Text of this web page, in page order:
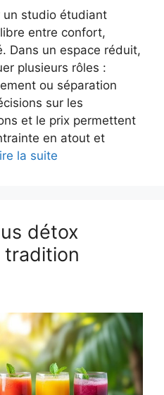
un studio étudiant
entre confort,
Dans un espace réduit,
plusieurs rôles :
ou séparation
sur les
et le prix permettent
en atout et
la suite
détox
tradition